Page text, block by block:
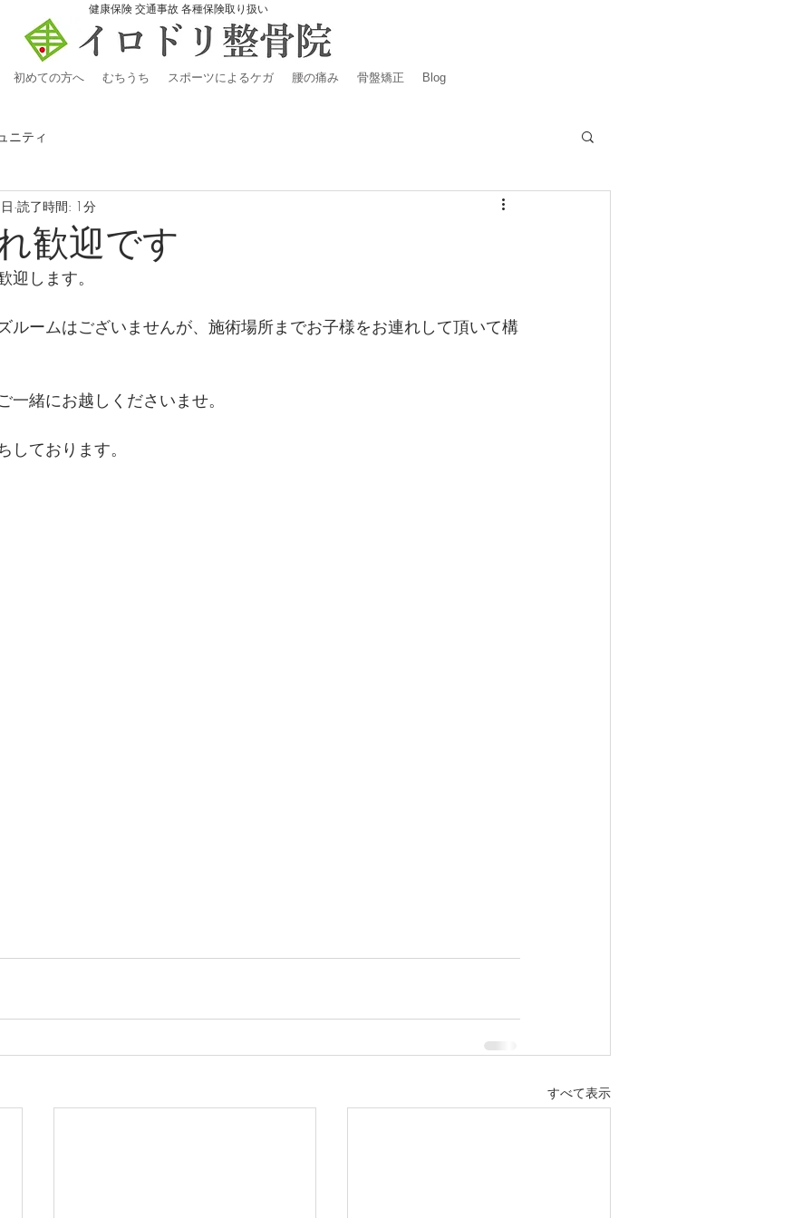
​健康保険 交通事故 各種保険取り扱い
初めての方へ むちうち スポーツによるケガ 腰の痛み 骨盤矯正 Blog
ニティ
歓迎です
読了時間: 1分
迎します。
ルームはございませんが、施術場所までお子様をお連れして頂いて構
一緒にお越しくださいませ。
しております。
すべて表示